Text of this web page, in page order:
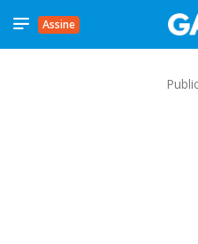
Assine